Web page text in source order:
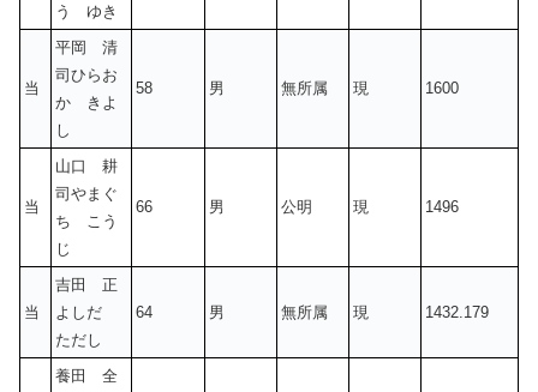
う ゆき
当
平岡 清
司ひらお
か きよ
し
58 男 無所属 現 1600
当
山口 耕
司やまぐ
ち こう
じ
66 男 公明 現 1496
当
吉田 正
よしだ
ただし
64 男 無所属 現 1432.179
養田 全